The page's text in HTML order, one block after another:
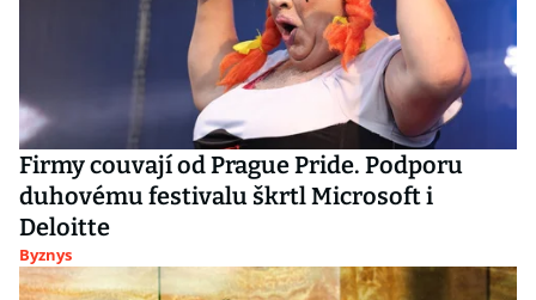
Firmy couvají od Prague Pride. Podporu
duhovému festivalu škrtl Microsoft i
Deloitte
Byznys